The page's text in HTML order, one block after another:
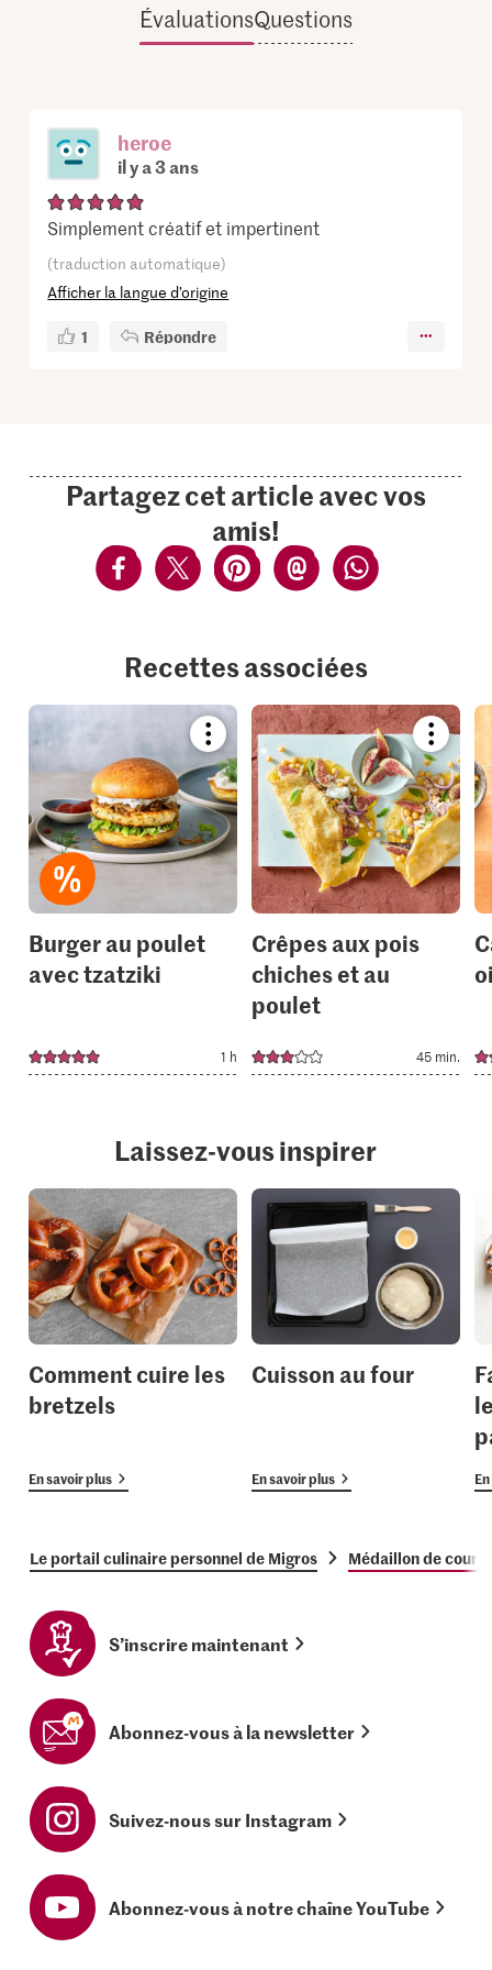
ÉvaluationsQuestions
heroe
il y a 3 ans
Simplement créatif et impertinent
(traduction automatique)
Afficher la langue d’origine
1 Répondre
Partagez cet article avec vos
amis!
Recettes associées
Bookmark
recipe
or
add
it
to
your
collections.
Burger au poulet
avec tzatziki
1 h
recipe
or
add
it
to
your
Crêpes aux pois
chiches et au
poulet
45 min.
Laissez-vous inspirer
Comment cuire les
bretzels
En savoir plus
Cuisson au four
En savoir plus
Le portail culinaire personnel de Migros Médaillon de
S’inscrire maintenant
Abonnez-vous à la newsletter
Suivez-nous sur Instagram
Abonnez-vous à notre chaîne YouTube